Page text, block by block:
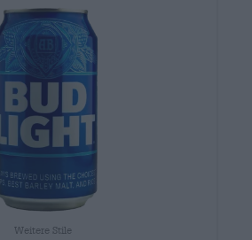
Weitere Stile